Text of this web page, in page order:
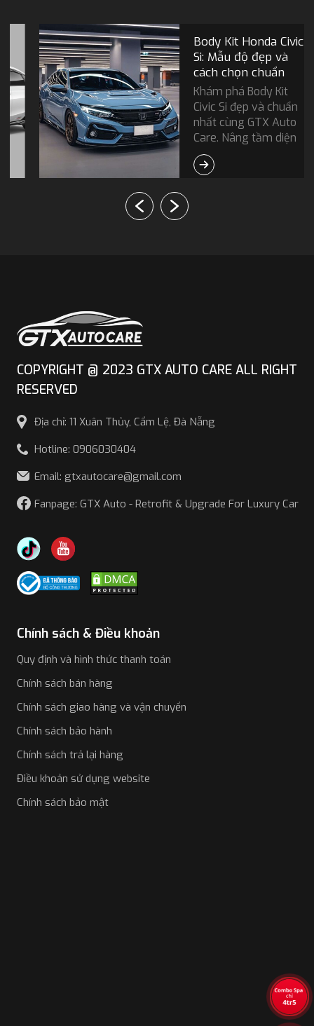
Body Kit Honda Civic
Si: Mẫu độ đẹp và
cách chọn chuẩn
Khám phá Body Kit
Civic Si đẹp và chuẩn
nhất cùng GTX Auto
Care. Nâng tầm diện
mạo thể thao cho xe
của bạn ngay hôm
được tư vấn!
COPYRIGHT @ 2023 GTX AUTO CARE ALL RIGHT
RESERVED
Địa chỉ: 11 Xuân Thủy, Cẩm Lệ, Đà Nẵng
Hotline: 0906030404
Email: gtxautocare@gmail.com
Fanpage: GTX Auto - Retrofit & Upgrade For Luxury Car
Chính sách & Điều khoản
Quy định và hình thức thanh toán
Chính sách bán hàng
Chính sách giao hàng và vận chuyển
Chính sách bảo hành
Chính sách trả lại hàng
Điều khoản sử dụng website
Chính sách bảo mật